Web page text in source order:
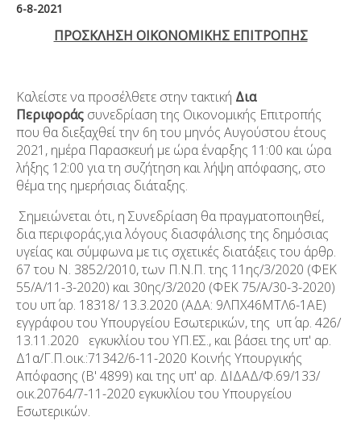
6-8-2021
ΠΡΟΣΚΛΗΣΗ ΟΙΚΟΝΟΜΙΚΗΣ ΕΠΙΤΡΟΠΗΣ
Καλείστε να προσέλθετε στην τακτική Δια
Περιφοράς συνεδρίαση της Οικονομικής Επιτροπής
που θα διεξαχθεί την 6η του μηνός Αυγούστου έτους
2021, ημέρα Παρασκευή με ώρα έναρξης 11:00 και ώρα
λήξης 12:00 για τη συζήτηση και λήψη απόφασης, στο
θέμα της ημερήσιας διάταξης.
Σημειώνεται ότι,​​ η Συνεδρίαση θα πραγματοποιηθεί​​,
δια περιφοράς,​​για λόγους διασφάλισης της δημόσιας
υγείας και σύμφωνα με τις σχετικές διατάξεις του άρθρ.
67 του Ν. 3852/2010, των Π.Ν.Π. της 11 ης/3/2020 (ΦΕΚ
55/Α/11-3-2020) και 30ης/3/2020 (ΦΕΚ 75/Α/30-3-2020)
του υπ΄ αρ. 18318/ 13.3.2020 (ΑΔΑ: 9ΛΠΧ46ΜΤΛ6-1ΑΕ)
εγγράφου του Υπουργείου Εσωτερικών, της υπ΄ αρ. 426/
13.11.2020 εγκυκλίου του ΥΠ.ΕΣ., και βάσει της υπ' αρ.
Δ1α/Γ.Π.οικ.:71342/6-11-2020 Κοινής Υπουργικής
Απόφασης (Β' 4899) και της υπ' αρ. ΔΙΔΑΔ/Φ.69/133/
οικ.20764/7-11-2020 εγκυκλίου του Υπουργείου
Εσωτερικών.